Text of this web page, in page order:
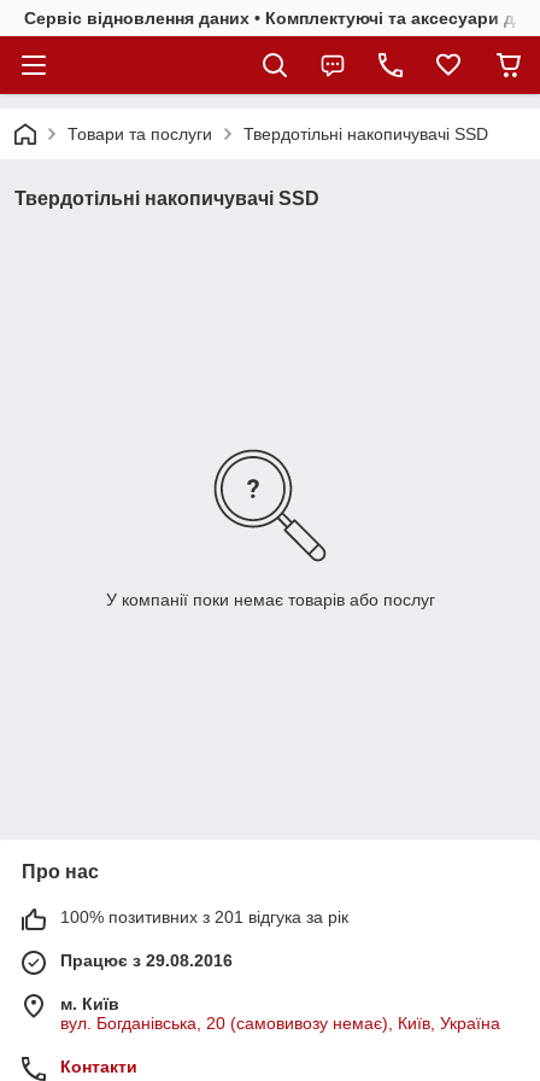
Сервіс відновлення даних • Комплектуючі та аксесуари
Товари та послуги Твердотільні накопичувачі SSD
Твердотільні накопичувачі SSD
У компанії поки немає товарів або послуг
Про нас
100% позитивних з 201 відгука за рік
Працює з 29.08.2016
м. Київ
вул. Богданівська, 20 (самовивозу немає), Київ, Україна
Контакти